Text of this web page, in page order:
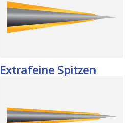
Extrafeine Spitzen